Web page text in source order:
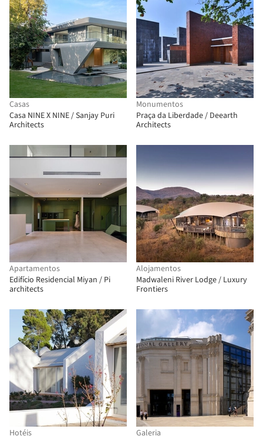
Casas
Casa NINE X NINE / Sanjay Puri
Architects
Monumentos
Praça da Liberdade / Deearth
Architects
Apartamentos
Edifício Residencial Miyan / Pi
architects
Alojamentos
Madwaleni River Lodge / Luxury
Frontiers
Hotéis
Galeria